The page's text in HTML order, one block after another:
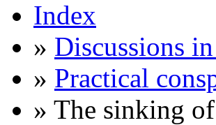
Index
» Discussions
» Practical
» The sinking